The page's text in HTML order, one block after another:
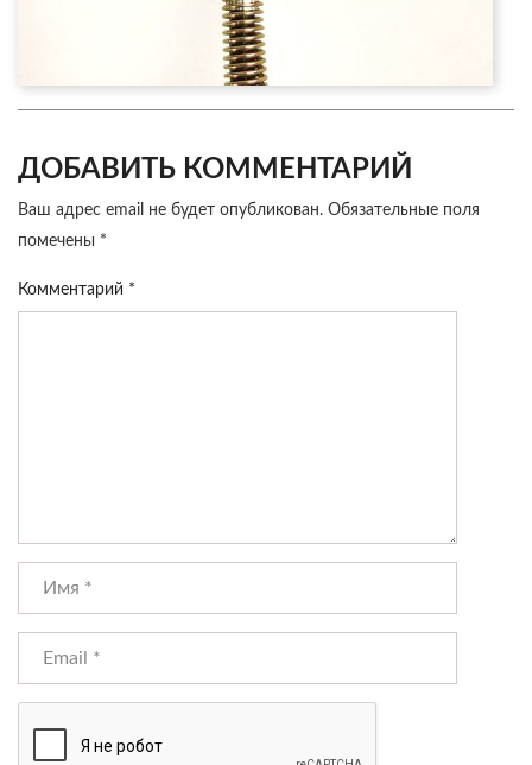
ДОБАВИТЬ КОММЕНТАРИЙ
Ваш адрес email не будет опубликован. Обязательные поля
помечены *
Комментарий *